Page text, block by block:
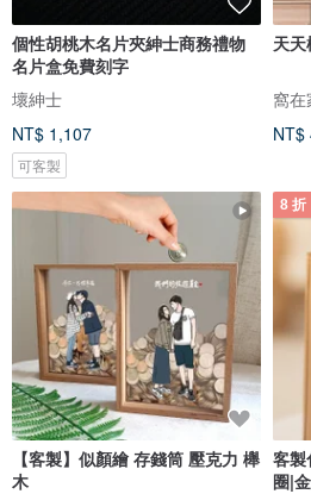
個性胡桃木名片夾紳士商務禮物
名片盒免費刻字
壞紳士
NT$ 1,107
可客製
天
窩
NT$
【客製】似顏繪 存錢筒 壓克力 櫸
木
8 折
客製
圈|